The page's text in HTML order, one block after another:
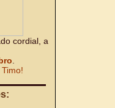
cordial, a